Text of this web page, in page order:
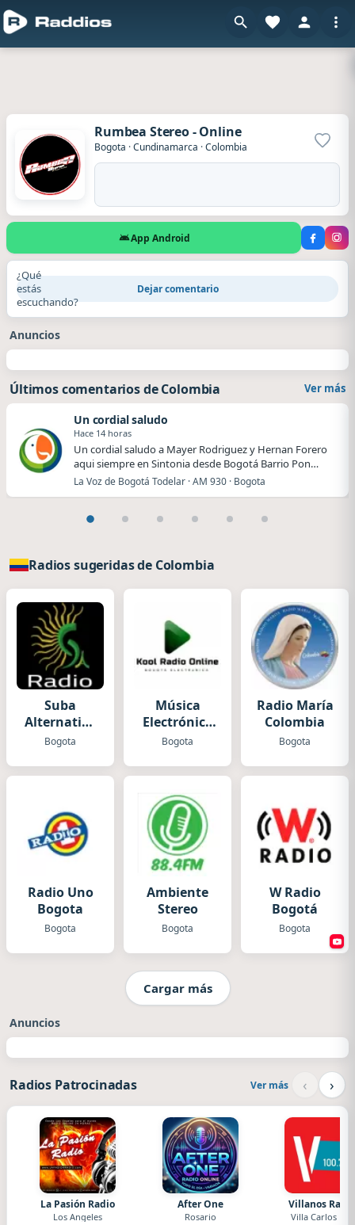
Rumbea Stereo - Online
Bogota ·Cundinamarca ·Colombia
App Android
¿Qué
estás
escuchando?
Dejar comentario
Anuncios
Últimos comentarios de Colombia Ver más
Un cordial saludo
Hace 14 horas
Un cordial saludo a Mayer Rodriguez y Hernan Forero
aqui siempre en Sintonia desde Bogotá Barrio Pon…
La Voz de Bogotá Todelar · AM 930 · Bogota
Radios sugeridas de Colombia
Suba
Alternativa
Estereo
Bogota
Música
Electrónica
2025
Bogota
Radio María
Colombia
Bogota
Radio Uno
Bogota
Bogota
Ambiente
Stereo
Bogota
W Radio
Bogotá
Bogota
Cargar más
Anuncios
Radios Patrocinadas Ver más ‹ ›
La Pasión Radio
Los Angeles
After One
Rosario
Villanos
Villa Carlos Paz